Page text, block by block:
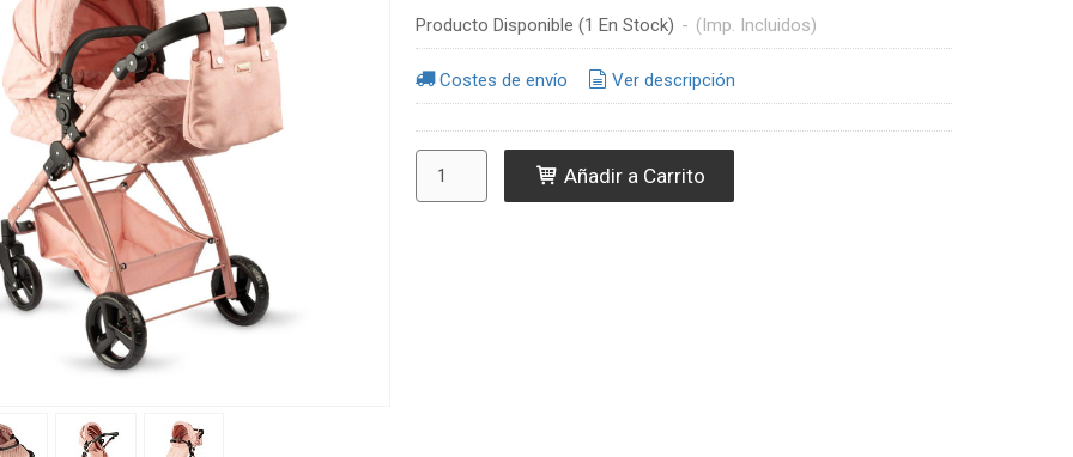
Producto Disponible (1 En Stock) - (Imp. Incluidos)
Costes de envío Ver descripción
Añadir a Carrito